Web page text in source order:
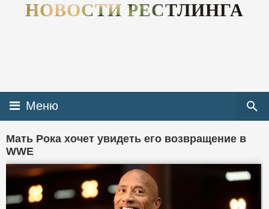
НОВОСТИ РЕСТЛИНГА
Меню
Мать Рока хочет увидеть его возвращение в
WWE